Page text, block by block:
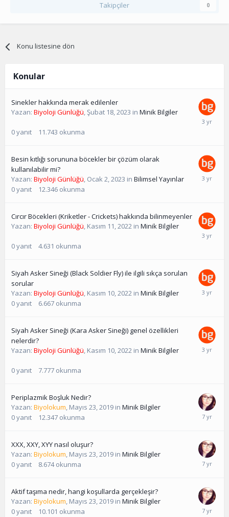
Takipçiler 0
Konu listesine dön
Konular
Sinekler hakkında merak edilenler
Yazan: Biyoloji Günlüğü,Şubat 18, 2023 in Minik Bilgiler
0yanıt 11.743 okunma
Besin kıtlığı sorununa böcekler bir çözüm olarak
kullanılabilir mi?
Yazan: Biyoloji Günlüğü, Ocak 2, 2023 in Bilimsel Yayınlar
0yanıt 12.346 okunma
Cırcır Böcekleri (Kriketler - Crickets) hakkında bilinmeyenler
Yazan: Biyoloji Günlüğü, Kasım 11, 2022 in Minik Bilgiler
0yanıt 4.631 okunma
Siyah Asker Sineği (Black Soldier Fly) ile ilgili sıkça sorulan
sorular
Yazan: Biyoloji Günlüğü, Kasım 10, 2022 in Minik Bilgiler
0yanıt 6.667 okunma
Siyah Asker Sineği (Kara Asker Sineği) genel özellikleri
nelerdir?
Yazan: Biyoloji Günlüğü, Kasım 10, 2022 in Minik Bilgiler
0yanıt 7.777 okunma
Periplazmik Boşluk Nedir?
Yazan: Biyolokum, Mayıs 23, 2019 in Minik Bilgiler
0yanıt 12.347 okunma
XXX, XXY, XYY nasıl oluşur?
Yazan: Biyolokum, Mayıs 23, 2019 in Minik Bilgiler
0yanıt 8.674 okunma
Aktif taşıma nedir, hangi koşullarda gerçekleşir?
Yazan: Biyolokum, Mayıs 23, 2019 in Minik Bilgiler
0yanıt 10.101 okunma